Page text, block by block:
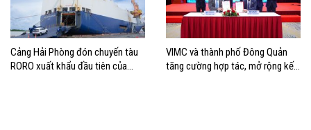
Cảng Hải Phòng đón chuyến tàu
RORO xuất khẩu đầu tiên của
VIMC và thành phố Đông Quản
tăng cường hợp tác, mở rộng kết